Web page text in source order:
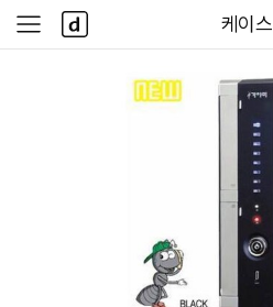
다나와
케이스
사
이
다
나
와